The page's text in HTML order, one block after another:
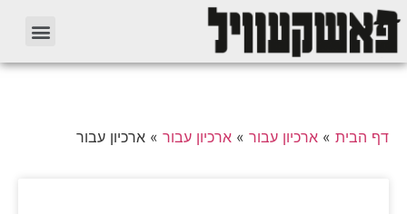
דף הבית » ארכיון עבור » ארכיון עבור » ארכיון עבור